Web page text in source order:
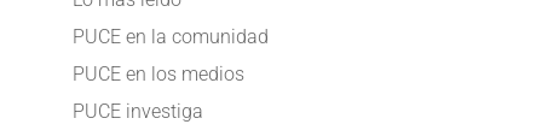
PUCE en la comunidad
PUCE en los medios
PUCE investiga